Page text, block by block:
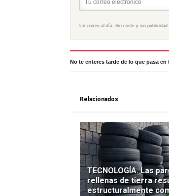
Un correo al día. Sin coste y sin
No te enteres tarde de lo que pasa en
Relacionados
TECNOLOGÍA. Las
rellenas de tierra
estructuralmente